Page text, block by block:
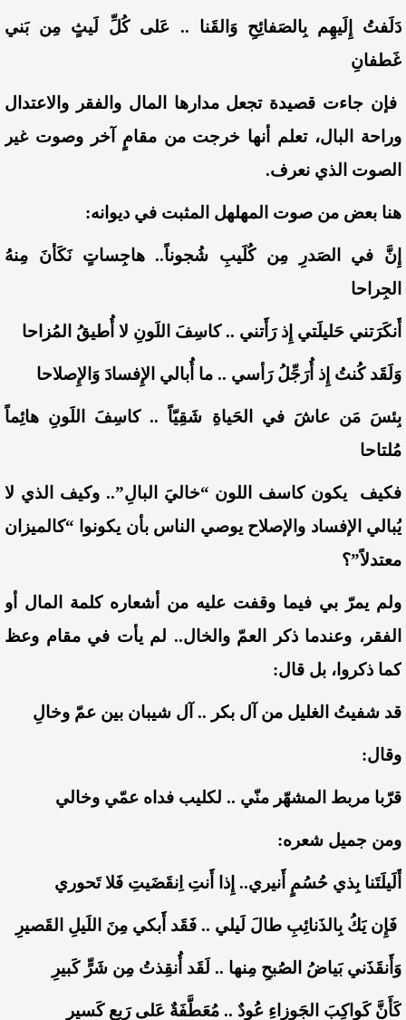
دَلَفتُ إِلَيهِم بِالصَفائِحِ وَالقَنا .. عَلى كُلِّ لَيثٍ مِن بَني
غَطفانِ
فإن جاءت قصيدة تجعل مدارها المال والفقر والاعتدال
وراحة البال، تعلم أنها خرجت من مقامٍ آخر وصوت غير
الصوت الذي نعرف.
هنا بعض من صوت المهلهل المثبت في ديوانه:
إِنَّ في الصَدرِ مِن كُلَيبِ شُجوناً.. هاجِساتٍ نَكَأنَ مِنهُ
الجِراحا
أَنكَرَتني حَليلَتي إِذ رَأَتني .. كاسِفَ اللَونِ لا أُطيقُ المُزاحا
وَلَقَد كُنتُ إِذ أُرَجِّلُ رَأسي .. ما أُبالي الإِفسادَ وَالإِصلاحا
بِئسَ مَن عاشَ في الحَياةِ شَقِيّاً .. كاسِفَ اللَونِ هائِماً
مُلتاحا
فكيف يكون كاسف اللون “خاليَ البالِ”.. وكيف الذي لا
يُبالي الإفساد والإصلاح يوصي الناس بأن يكونوا “كالميزان
معتدلاً”؟
ولم يمرّ بي فيما وقفت عليه من أشعاره كلمة المال أو
الفقر، وعندما ذكر العمّ والخال.. لم يأت في مقام وعظ
كما ذكروا، بل قال:
قد شفيتُ الغليل من آل بكر .. آل شيبان بين عمّ وخالِ
وقال:
قرّبا مربط المشهّر منّي .. لكليب فداه عمّي وخالي
ومن جميل شعره:
أَلَيلَتَنا بِذي حُسُمٍ أَنيري.. إِذا أَنتِ اِنقَضَيتِ فَلا تَحوري
فَإِن يَكُ بِالذَنائِبِ طالَ لَيلي .. فَقَد أَبكي مِنَ اللَيلِ القَصيرِ
وَأَنقَذَني بَياضُ الصُبحِ مِنها .. لَقَد أُنقِذتُ مِن شَرٍّ كَبيرِ
كَأَنَّ كَواكِبَ الجَوزاءِ عُودٌ .. مُعَطَّفَةٌ عَلى رَبعٍ كَسيرِ